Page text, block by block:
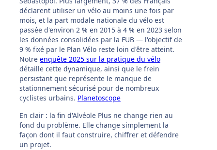
déclarent utiliser un vélo au moins une fois par
mois, et la part modale nationale du vélo est
passée d'environ 2 % en 2015 à 4 % en 2023 selon
les données consolidées par la FUB — l'objectif de
9 % fixé par le Plan Vélo reste loin d'être atteint.
Notre enquête 2025 sur la pratique du vélo
détaille cette dynamique, ainsi que le frein
persistant que représente le manque de
stationnement sécurisé pour de nombreux
cyclistes urbains. Planetoscope
En clair : la fin d'Alvéole Plus ne change rien au
fond du problème. Elle change simplement la
façon dont il faut construire, chiffrer et défendre
un projet.